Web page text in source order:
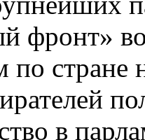
фронт»
по
в